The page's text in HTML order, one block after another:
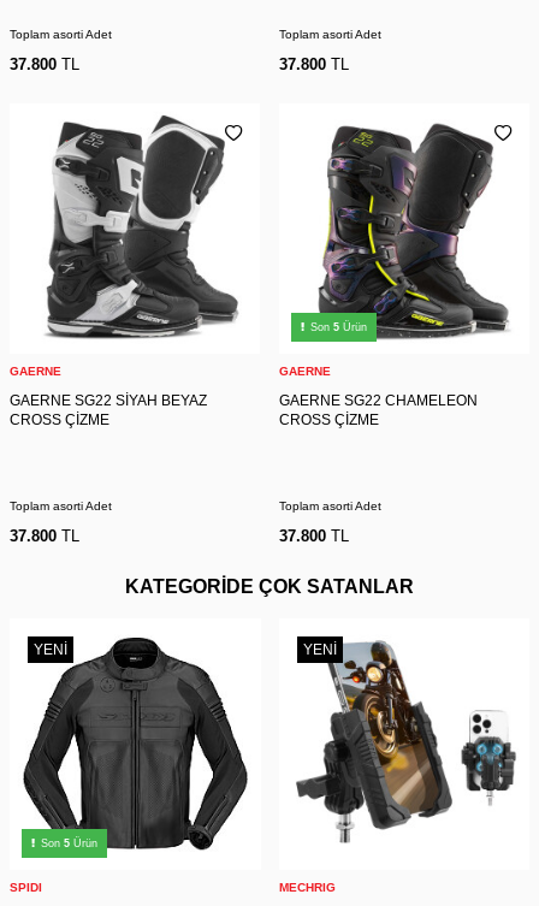
Toplam asorti Adet
37.800 TL
Toplam asorti Adet
37.800 TL
GAERNE
GAERNE SG22 SİYAH BEYAZ
CROSS ÇİZME
Toplam asorti Adet
37.800 TL
Son 5 Ürün
GAERNE
GAERNE SG22 CHAMELEON
CROSS ÇİZME
Toplam asorti Adet
37.800 TL
KATEGORİDE ÇOK SATANLAR
YENI
Son 5 Ürün
SPIDI
YENI
MECHRIG